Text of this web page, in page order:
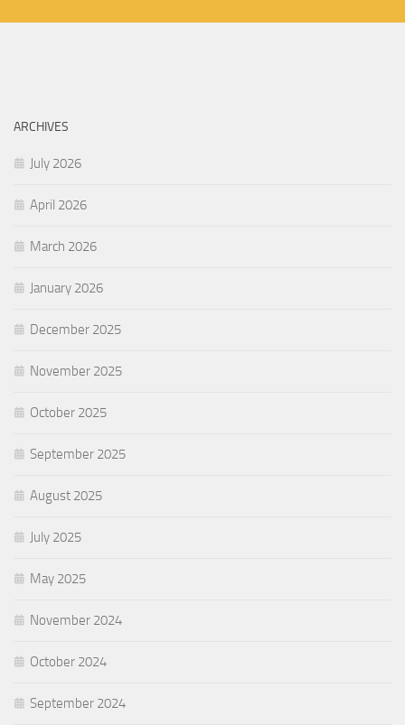
ARCHIVES
July 2026
April 2026
March 2026
January 2026
December 2025
November 2025
October 2025
September 2025
August 2025
July 2025
May 2025
November 2024
October 2024
September 2024